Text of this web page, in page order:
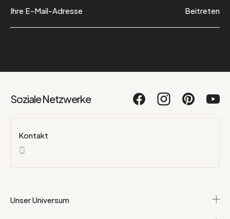
Beitreten
Soziale Netzwerke
Kontakt
Unser Universum